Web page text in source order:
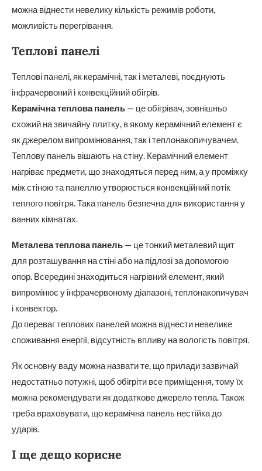
можна віднести невелику кількість режимів роботи,
можливість перегрівання.
Теплові панелі
Теплові панелі, як керамічні, так і металеві, поєднують
інфрачервоний і конвекційний обігрів.
Керамічна теплова панель — це обігрівач, зовнішньо
схожий на звичайну плитку, в якому керамічний елемент є
як джерелом випромінювання, так і теплонакопичувачем.
Теплову панель вішають на стіну. Керамічний елемент
нагріває предмети, що знаходяться перед ним, а у проміжку
між стіною та панеллю утворюється конвекційний потік
теплого повітря. Така панель безпечна для використання у
ванних кімнатах.
Металева теплова панель — це тонкий металевий щит
для розташування на стіні або на підлозі за допомогою
опор. Всередині знаходиться нагрівний елемент, який
випромінює у інфрачервоному діапазоні, теплонакопичувач
і конвектор.
До переваг теплових панелей можна віднести невелике
споживання енергії, відсутність впливу на вологість повітря.
Як основну ваду можна назвати те, що прилади зазвичай
недостатньо потужні, щоб обігріти все приміщення, тому їх
можна рекомендувати як додаткове джерело тепла. Також
треба враховувати, що керамічна панель нестійка до
ударів.
І ще дещо корисне